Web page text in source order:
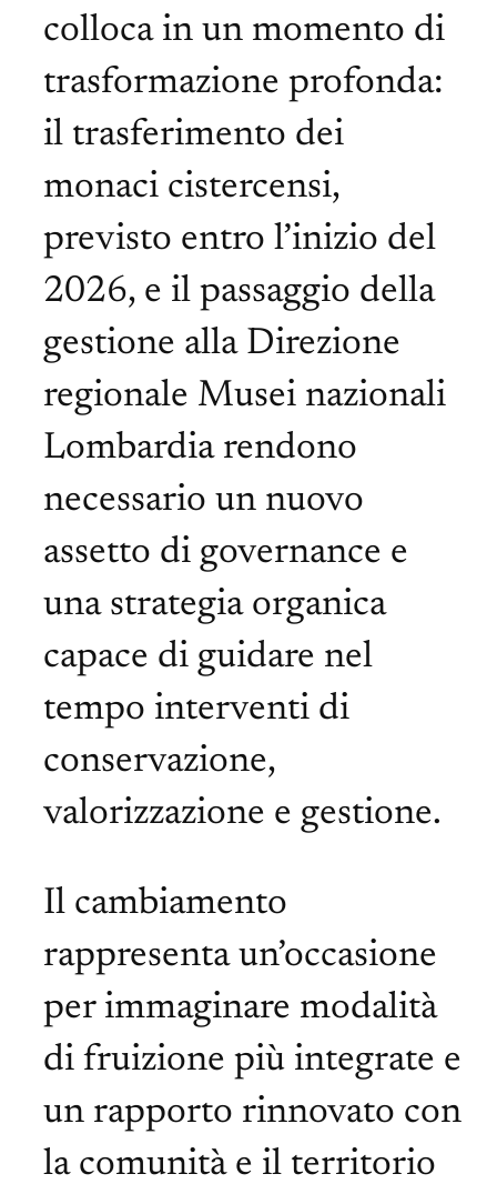
colloca in un momento di
trasformazione profonda:
il trasferimento dei
monaci cistercensi,
previsto entro l’inizio del
2026, e il passaggio della
gestione alla Direzione
regionale Musei nazionali
Lombardia rendono
necessario un nuovo
assetto di governance e
una strategia organica
capace di guidare nel
tempo interventi di
conservazione,
valorizzazione e gestione.
Il cambiamento
rappresenta un’occasione
per immaginare modalità
di fruizione più integrate e
un rapporto rinnovato con
la comunità e il territorio